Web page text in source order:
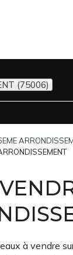
(75006)
à vendre